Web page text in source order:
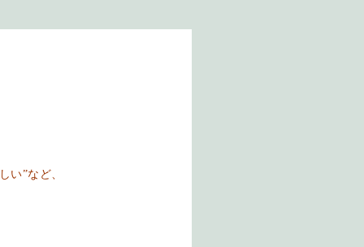
い”など、